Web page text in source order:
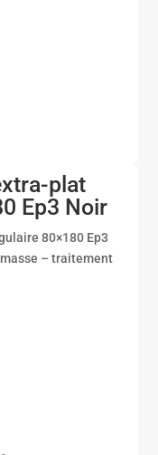
plat
Ep3 Noir
80×180 Ep3
– traitement